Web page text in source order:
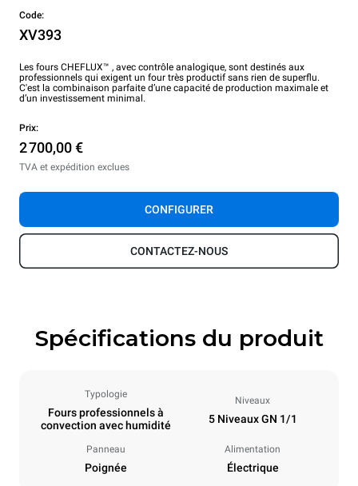
Code:
XV393
Les fours CHEFLUX™ , avec contrôle analogique, sont destinés aux
professionnels qui exigent un four très productif sans rien de superflu.
C'est la combinaison parfaite d’une capacité de production maximale et
d’un investissement minimal.
Prix:
2 700,00 €
TVA et expédition exclues
CONFIGURER
CONTACTEZ-NOUS
Spécifications du produit
Typologie
Fours professionnels à
convection avec humidité
Niveaux
5 Niveaux GN 1/1
Panneau
Poignée
Alimentation
Électrique